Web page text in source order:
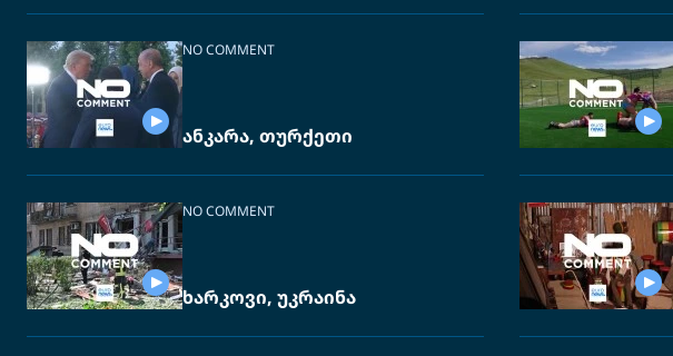
NO COMMENT
ანკარა, თურქეთი
NO COMMENT
ხარკოვი, უკრაინა